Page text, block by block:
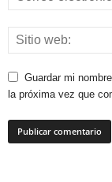
Guardar mi
la próxima vez que